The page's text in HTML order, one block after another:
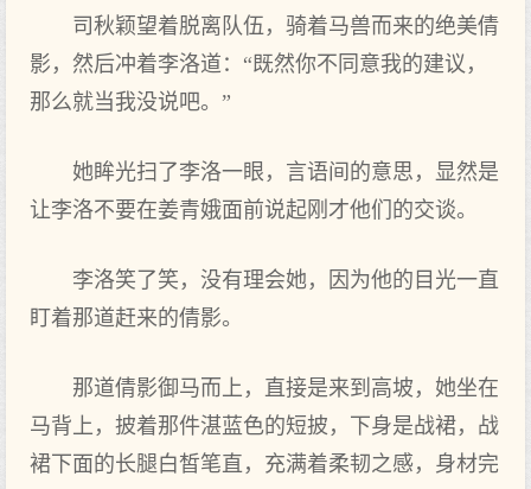
司秋颖望着脱离队伍，骑着马兽而来的绝美倩
影，然后冲着李洛道：“既然你不同意我的建议，
那么就当我没说吧。”
她眸光扫了李洛一眼，言语间的意思，显然是
让李洛不要在姜青娥面前说起刚才他们的交谈。
李洛笑了笑，没有理会她，因为他的目光一直
盯着那道赶来的倩影。
那道倩影御马而上，直接是来到高坡，她坐在
马背上，披着那件湛蓝色的短披，下身是战裙，战
裙下面的长腿白皙笔直，充满着柔韧之感，身材完